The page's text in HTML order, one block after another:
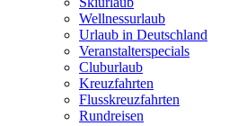
Wellnessurlaub
Urlaub in Deutschland
Veranstalterspecials
Cluburlaub
Kreuzfahrten
Flusskreuzfahrten
Rundreisen